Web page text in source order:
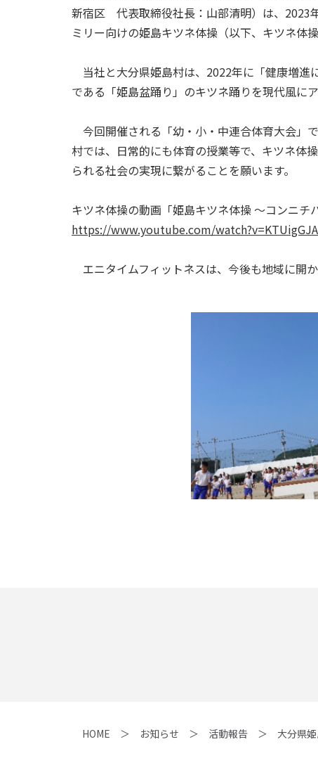
新宿区 代表取締役社長：山部清明）は、2023
ミリー向けの姫島キツネ体操（以下、キツネ体
当社と大分県姫島村は、2022年に「健康増進
である「姫島盆踊り」のキツネ踊りを現代風に
今回開催される「幼・小・中連合体育大会」
村では、日常的にも体育の授業等で、キツネ体
られる社会の実現に繋がることを願います。
キツネ体操の動画「姫島キツネ体操 ～コンニチ
https://www.youtube.com/
エニタイムフィットネスは、今後も地域に開
HOME お知らせ 活動報告 大分県